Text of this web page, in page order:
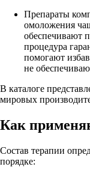
Препараты
омоложения
обеспечивают
процедура
помогают
не
В каталоге
мировых
Как
Состав терапии
порядке: